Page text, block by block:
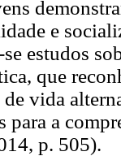
e
se estudos
que
vida
para a
p. 505).